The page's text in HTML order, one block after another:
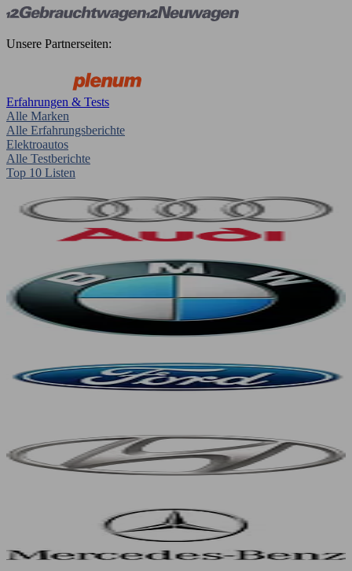
Unsere Partnerseiten:
Erfahrungen & Tests
Alle Marken
Alle Erfahrungsberichte
Elektroautos
Alle Testberichte
Top 10 Listen